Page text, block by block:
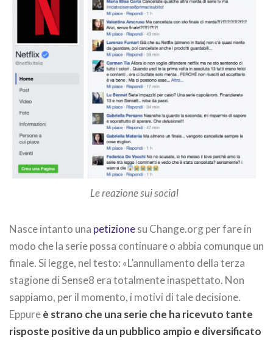
Le reazione sui social
Nasce intanto una petizionesu Change.org per fare in
modo che la serie possa continuare o abbia comunque un
finale. Si legge, nel testo: «L’annullamento della terza
stagione di Sense8 era totalmente inaspettato. Non
sappiamo, per il momento, i motivi di tale decisione.
Eppureè strano che una serie che ha ricevuto tante
risposte positive da un pubblico ampio e diversificato